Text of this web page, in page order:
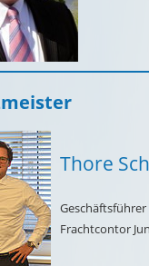
Thore
Geschäftsführer
Frachtcontor